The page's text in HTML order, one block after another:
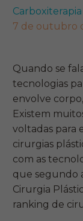
Carboxiterapia
7 de outubro
Quando se
tecnologias
envolve
Existem
voltadas para
cirurgias
com as
que segundo
Cirurgia
ranking de